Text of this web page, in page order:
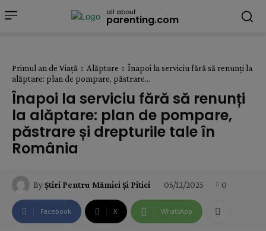
all about
parenting.com
Primul an de Viață Alăptare
Înapoi la serviciu fără să renunți la
alăptare: plan de pompare, păstrare...
Înapoi la serviciu fără să renunți
la alăptare: plan de pompare,
păstrare și drepturile tale în
România
ByȘtiri Pentru Mămici Și Pitici 05/12/2025 0
Facebook X WhatsApp